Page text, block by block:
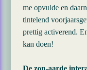
me opvulde en
tintelend
prettig activerend.
kan doen!
De zon-aarde